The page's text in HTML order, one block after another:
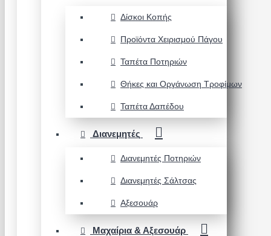
Δίσκοι Κοπής
Προϊόντα Χειρισμού Πάγου
Ταπέτα Ποτηριών
Θήκες και Οργάνωση Τροφίμων
Ταπέτα Δαπέδου
Διανεμητές
Διανεμητές Ποτηριών
Διανεμητές Σάλτσας
Αξεσουάρ
Μαχαίρια & Αξεσουάρ